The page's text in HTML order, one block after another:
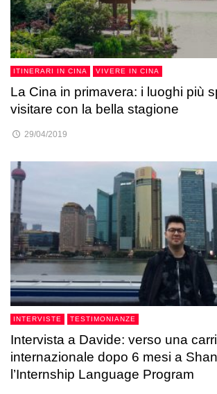
ITINERARI IN CINA VIVERE IN CINA
La Cina in primavera: i luoghi più
visitare con la bella stagione
29/04/2019
INTERVISTE TESTIMONIANZE
Intervista a Davide: verso una
internazionale dopo 6 mesi a
l’Internship Language Program